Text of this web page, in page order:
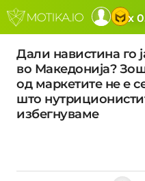
x
Дали навистина го
во Македонија?
од маркетите не е
што
избегнуваме